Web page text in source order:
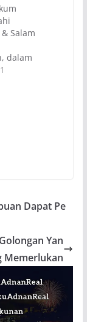
Salam
dalam
terima
dalam
Dapat Pe
Yan
Memerlukan